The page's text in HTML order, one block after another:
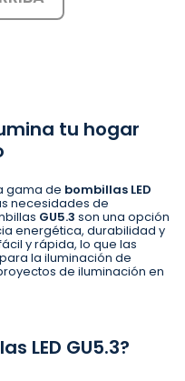
tu hogar
gama de bombillas LED
necesidades de
GU5.3 son una opción
energética, durabilidad y
y rápida, lo que las
la iluminación de
de iluminación en
LED GU5.3?